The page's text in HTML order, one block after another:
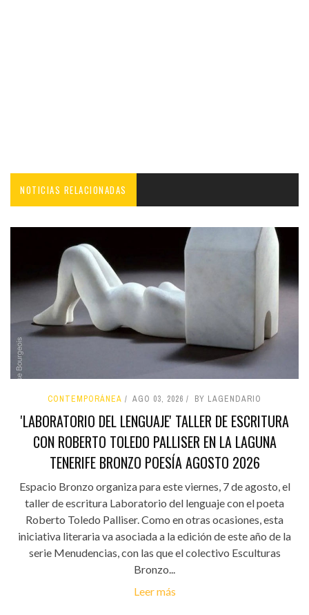
NOTICIAS RELACIONADAS
CONTEMPORÁNEA AGO 03, 2026 BY LAGENDARIO
'LABORATORIO DEL LENGUAJE' TALLER DE ESCRITURA
CON ROBERTO TOLEDO PALLISER EN LA LAGUNA
TENERIFE BRONZO POESÍA AGOSTO 2026
Espacio Bronzo organiza para este viernes, 7 de agosto, el
taller de escritura Laboratorio del lenguaje con el poeta
Roberto Toledo Palliser. Como en otras ocasiones, esta
iniciativa literaria va asociada a la edición de este año de la
serie Menudencias, con las que el colectivo Esculturas
Bronzo...
Leer más